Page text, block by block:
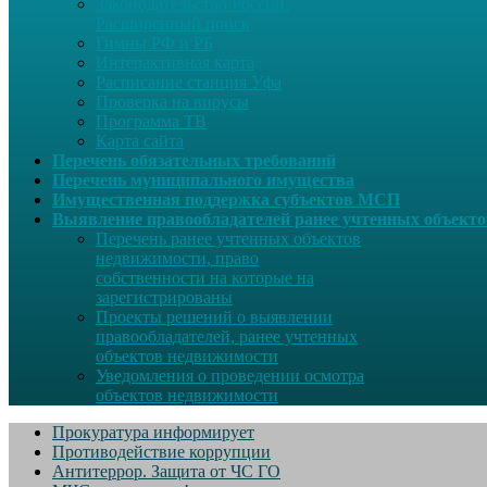
Расписание станция Уфа
Проверка на вирусы
Программа ТВ
Карта сайта
Перечень обязательных требований
Перечень муниципального имущества
Имущественная поддержка субъектов МСП
Выявление правообладателей ранее учтенных
Перечень ранее учтенных объектов
недвижимости, право
собственности на которые на
зарегистрированы
Проекты решений о выявлении
правообладателей, ранее учтенных
объектов недвижимости
Уведомления о проведении осмотра
объектов недвижимости
Прокуратура информирует
Противодействие коррупции
Антитеррор. Защита от ЧС ГО